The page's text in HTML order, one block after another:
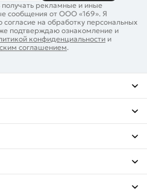
рекламные и иные
сообщения от ООО «169». Я
на обработку персональных
подтверждаю ознакомление и
конфиденциальности и
соглашением.